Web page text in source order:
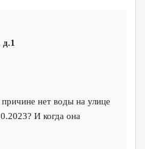
нет воды на улице
И когда она